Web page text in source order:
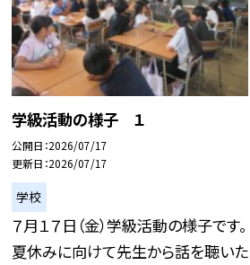
学級活動の様子 １
公開日 2026/07/17
更新日 2026/07/17
学校
７月１７日（金）学級活動の様子です。
夏休みに向けて先生から話を聴いた